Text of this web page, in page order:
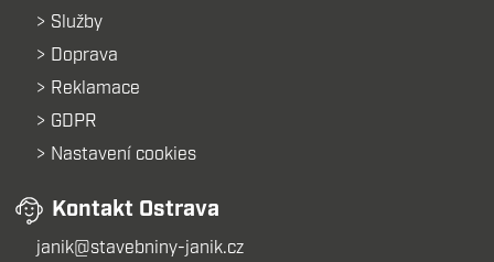
Služby
Doprava
Reklamace
GDPR
Nastavení cookies
Kontakt Ostrava
janik@stavebniny-janik.cz